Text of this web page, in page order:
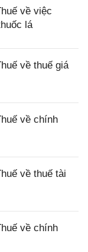
về việc
lá
về thuế giá
về chính
về thuế tài
về chính